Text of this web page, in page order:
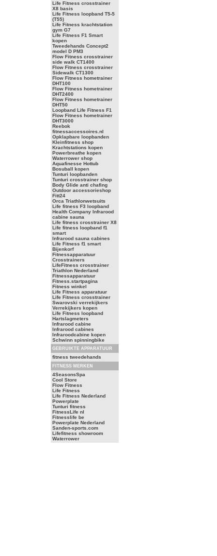
Life Fitness crosstrainer
X8 basis
Life Fitness loopband T5-5
(T55)
Life Fitness krachtstation
gym G7
Life Fitness F1 Smart
kopen
Tweedehands Concept2
model D PM3
Flow Fitness crosstrainer
side walk CT1400
Flow Fitness crosstrainer
Sidewalk CT1300
Flow Fitness hometrainer
DHT100
Flow Fitness hometrainer
DHT2400
Flow Fitness hometrainer
DHT50
Loopband Life Fitness F1
Flow Fitness hometrainer
DHT3000
Reebok
fitnessaccessoires.nl
Opklapbare loopbanden
Kleinfitness shop
Krachtstations kopen
Powerbreathe kopen
Waterrower shop
Aquafinesse Hottub
Bosuball kopen
Tunturi loopbanden
Tunturi crosstrainer shop
Body Glide anti chafing
Outdoor accessorieshop
Fitt24
Orca Triathlonwetsuits
Life fitness F3 loopband
Health Company Infrarood
cabine sauna
Life fitness crosstrainer X8
Life fitness loopband f1
smart
Infrarood sauna cabines
Life Fitness f1 smart
Bijenkorf
Fitnessapparatuur
Crosstrainers
LifeFitness crosstrainer
Triathlon Nederland
Fitnessapparatuur
Fitness.startpagina
Fitness winkel
Life Fitness apparatuur
Life Fitness crosstrainer
Swarovski verrekijkers
Verrekijkers kopen
Life Fitness loopband
Hartslagmeters
Infrarood cabine
Infrarood cabines
Infraroodcabine kopen
Schwinn spinningbike
GEBRUIKTE APPARATUUR
fitness tweedehands
FITNESS MERKEN
4SeasonsSpa
Cool Store
Flow Fitness
Life Fitness
Life Fitness Nederland
Powerplate
Tunturi fitness
FitnessLife nl
Fitnesslife be
Powerplate Nederland
Sanden-sports.com
Lifefitness showroom
Waterrower